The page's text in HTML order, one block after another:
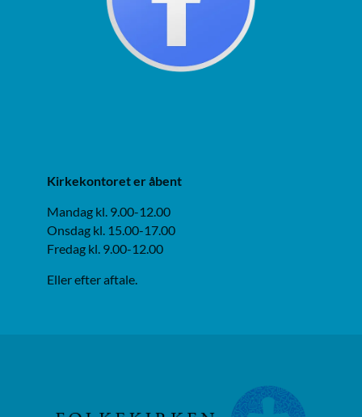
Kirkekontoret er åbent
Mandag kl. 9.00-12.00
Onsdag kl. 15.00-17.00
Fredag kl. 9.00-12.00
Eller efter aftale.